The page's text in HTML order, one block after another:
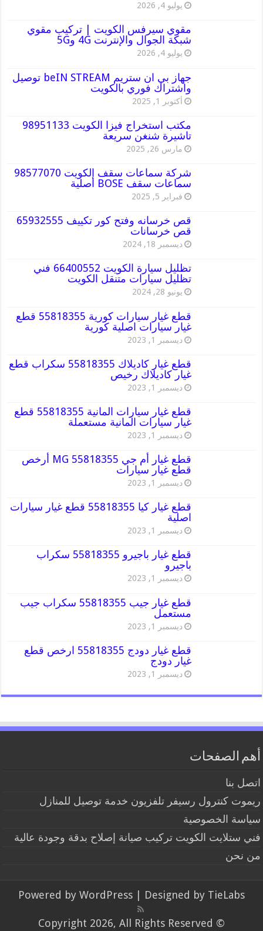
يوليو 4, 2026
مقوي سيرفس الكويت | تركيب مقوي
شبكة الجوال والإنترنت 4G و5G
يوليو 4, 2026
جهاز بي ان ستريم beIN STREAM توصيل
واشتراك فوري بالكويت
أكتوبر 1, 2025
مكتب استخراج فيزا الكويت 98951133
تاشيرة شنغن سريعة
مارس 26, 2025
شركة سماعات سقف الكويت 98577070
سماعات سقف BOSE أصلية
فبراير 5, 2025
قص خرسانه وفتح كور تكييف 65932555
قص خرسانات
ديسمبر 18, 2024
تظليل سيارة الكويت 66400552 فني
تظليل سيارات متنقل الكويت
يونيو 28, 2024
قطع غيار سيارات كورية 55818355 قطع
غيار سيارات اصلية كورية
ديسمبر 1, 2023
قطع غيار كاديلاك 55818355 سكراب قطع
غيار كاديلاك رخيص
ديسمبر 1, 2023
قطع غيار سيارات المانية 55818355 قطع
غيار سيارات المانية مستعملة
ديسمبر 1, 2023
قطع غيار أم جي MG 55818355 أرخص
قطع غيار سيارات
ديسمبر 1, 2023
قطع غيار كيا 55818355 قطع غيار سيارات
اصلية
ديسمبر 1, 2023
قطع غيار باجيرو 55818355 سكراب
باجيرو
ديسمبر 1, 2023
قطع غيار جيب 55818355 سكراب جيب
مستعمل
ديسمبر 1, 2023
قطع غيار دودج 55818355 ارخص قطع
غيار دودج
ديسمبر 1, 2023
أهم الصفحات
اتصل بنا
ريموت كنترول رسيفر تلفزيون خدمة توصيل للمنازل
سياسة الخصوصية
فني ستلايت الكويت تركيب صيانة إصلاح بدقة وجودة عالية
من نحن
Powered by WordPress | Designed by TieLabs
© Copyright 2026, All Rights Reserved